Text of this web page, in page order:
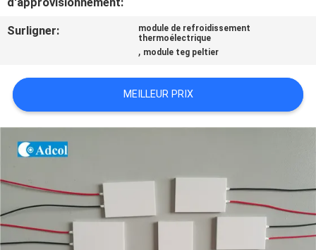
CONTACT
NOUVELLES
CAS
PLAN
DU
SITE
Surligner:
module de refroidissement
thermoélectrique
, module teg peltier
MEILLEUR PRIX